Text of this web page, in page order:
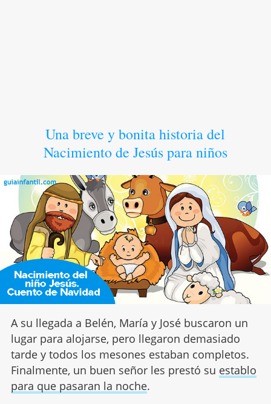
Una breve y bonita historia del
Nacimiento de Jesús para niños
A su llegada a Belén, María y José buscaron un
lugar para alojarse, pero llegaron demasiado
tarde y todos los mesones estaban completos.
Finalmente, un buen señor les prestó su establo
para que pasaran la noche.